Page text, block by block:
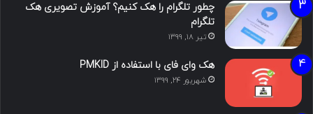
چطور تلگرام را هک کنیم؟ آموزش تصویری هک
تلگرام
تیر ۱۸, ۱۳۹۹
هک وای فای با استفاده از PMKID
شهریور ۲۴, ۱۳۹۹